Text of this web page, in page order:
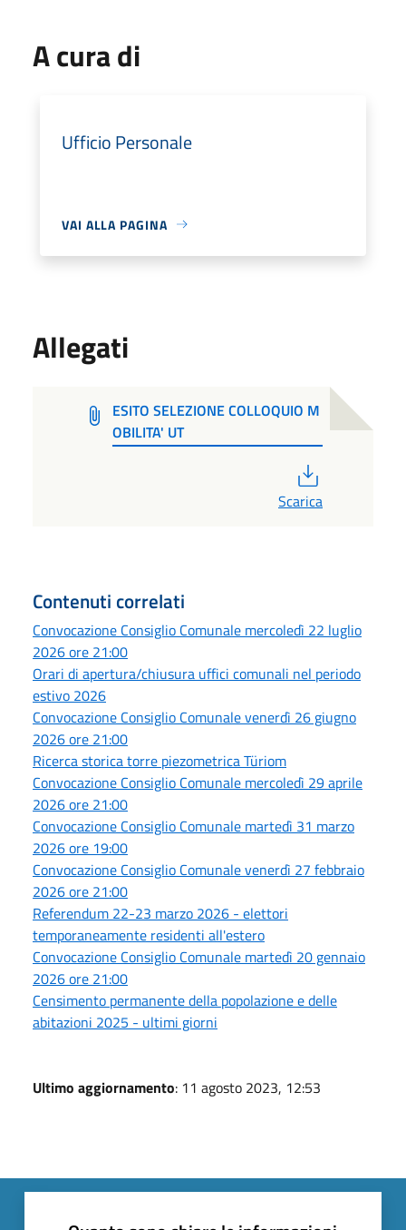
A cura di
Ufficio Personale
VAI ALLA PAGINA
Allegati
ESITO SELEZIONE COLLOQUIO M
OBILITA' UT
Scarica
Contenuti correlati
Convocazione Consiglio Comunale mercoledì 22 luglio
2026 ore 21:00
Orari di apertura/chiusura uffici comunali nel periodo
estivo 2026
Convocazione Consiglio Comunale venerdì 26 giugno
2026 ore 21:00
Ricerca storica torre piezometrica Türiom
Convocazione Consiglio Comunale mercoledì 29 aprile
2026 ore 21:00
Convocazione Consiglio Comunale martedì 31 marzo
2026 ore 19:00
Convocazione Consiglio Comunale venerdì 27 febbraio
2026 ore 21:00
Referendum 22-23 marzo 2026 - elettori
temporaneamente residenti all'estero
Convocazione Consiglio Comunale martedì 20 gennaio
2026 ore 21:00
Censimento permanente della popolazione e delle
abitazioni 2025 - ultimi giorni
Ultimo aggiornamento: 11 agosto 2023, 12:53